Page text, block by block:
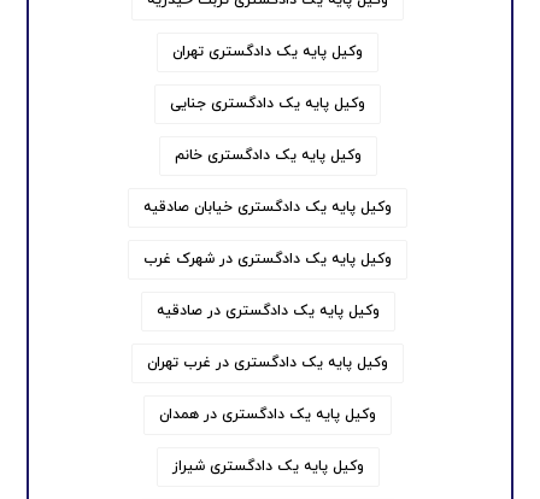
وکیل پایه یک دادگستری تهران
وکیل پایه یک دادگستری جنایی
وکیل پایه یک دادگستری خانم
وکیل پایه یک دادگستری خیابان صادقیه
وکیل پایه یک دادگستری در شهرک غرب
وکیل پایه یک دادگستری در صادقیه
وکیل پایه یک دادگستری در غرب تهران
وکیل پایه یک دادگستری در همدان
وکیل پایه یک دادگستری شیراز